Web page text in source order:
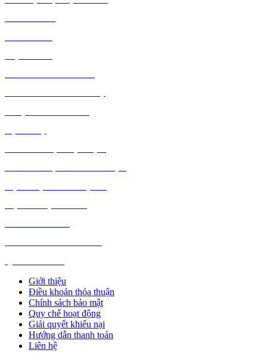
Giới thiệu
Điều khoản thỏa thuận
Chính sách bảo mật
Quy chế hoạt động
Giải quyết khiếu nại
Hướng dẫn thanh toán
Liên hệ